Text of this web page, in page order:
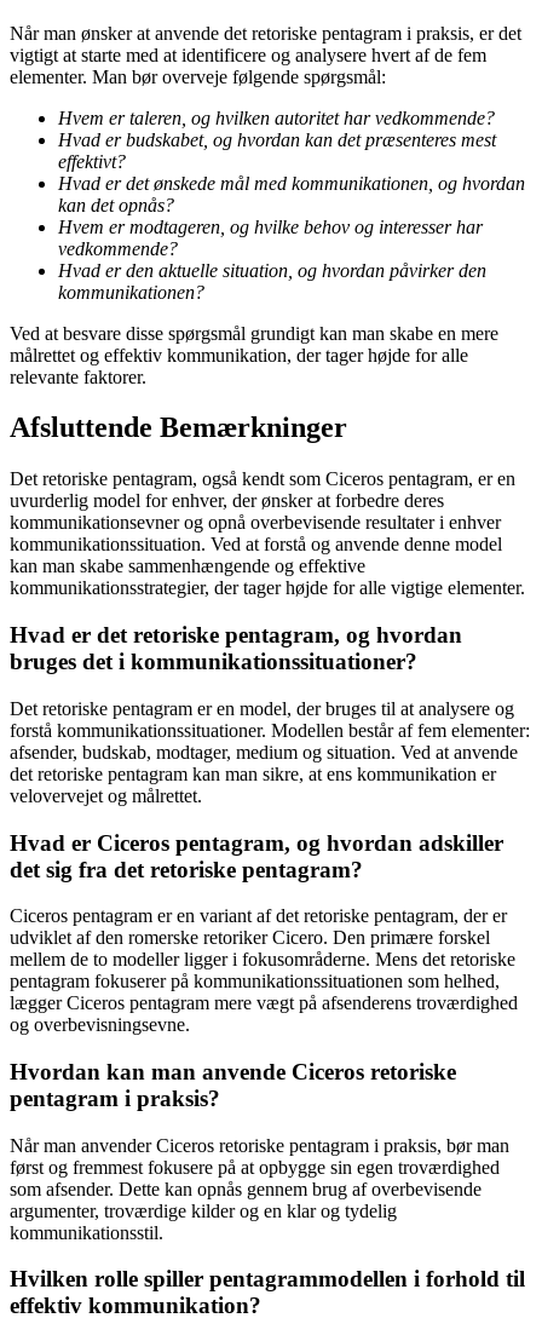
Når man ønsker at anvende det retoriske pentagram i praksis, er det
vigtigt at starte med at identificere og analysere hvert af de fem
elementer. Man bør overveje følgende spørgsmål:
Hvem er taleren, og hvilken autoritet har vedkommende?
Hvad er budskabet, og hvordan kan det præsenteres mest
effektivt?
Hvad er det ønskede mål med kommunikationen, og hvordan
kan det opnås?
Hvem er modtageren, og hvilke behov og interesser har
vedkommende?
Hvad er den aktuelle situation, og hvordan påvirker den
kommunikationen?
Ved at besvare disse spørgsmål grundigt kan man skabe en mere
målrettet og effektiv kommunikation, der tager højde for alle
relevante faktorer.
Afsluttende Bemærkninger
Det retoriske pentagram, også kendt som Ciceros pentagram, er en
uvurderlig model for enhver, der ønsker at forbedre deres
kommunikationsevner og opnå overbevisende resultater i enhver
kommunikationssituation. Ved at forstå og anvende denne model
kan man skabe sammenhængende og effektive
kommunikationsstrategier, der tager højde for alle vigtige elementer.
Hvad er det retoriske pentagram, og hvordan
bruges det i kommunikationssituationer?
Det retoriske pentagram er en model, der bruges til at analysere og
forstå kommunikationssituationer. Modellen består af fem elementer:
afsender, budskab, modtager, medium og situation. Ved at anvende
det retoriske pentagram kan man sikre, at ens kommunikation er
velovervejet og målrettet.
Hvad er Ciceros pentagram, og hvordan adskiller
det sig fra det retoriske pentagram?
Ciceros pentagram er en variant af det retoriske pentagram, der er
udviklet af den romerske retoriker Cicero. Den primære forskel
mellem de to modeller ligger i fokusområderne. Mens det retoriske
pentagram fokuserer på kommunikationssituationen som helhed,
lægger Ciceros pentagram mere vægt på afsenderens troværdighed
og overbevisningsevne.
Hvordan kan man anvende Ciceros retoriske
pentagram i praksis?
Når man anvender Ciceros retoriske pentagram i praksis, bør man
først og fremmest fokusere på at opbygge sin egen troværdighed
som afsender. Dette kan opnås gennem brug af overbevisende
argumenter, troværdige kilder og en klar og tydelig
kommunikationsstil.
Hvilken rolle spiller pentagrammodellen i forhold til
effektiv kommunikation?